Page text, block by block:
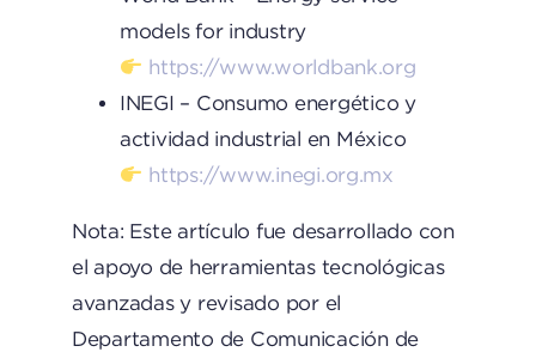
models for industry
https://www.worldbank.org
INEGI – Consumo energético y
actividad industrial en México
https://www.inegi.org.mx
Nota: Este artículo fue desarrollado con
el apoyo de herramientas tecnológicas
avanzadas y revisado por el
Departamento de Comunicación de